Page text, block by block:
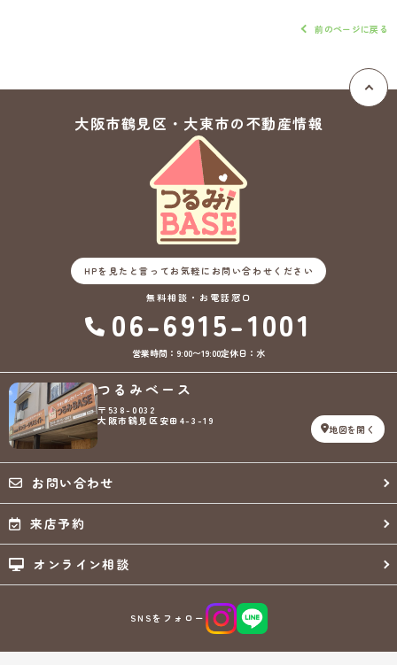
前のページに戻る
大阪市鶴見区・大東市の不動産情報
HPを見たと言ってお気軽にお問い合わせください
無料相談・お電話窓口
06-6915-1001
営業時間：9:00〜19:00定休日：水
つるみベース
〒538-0032
大阪市鶴見区安田4-3-19
地図を開く
お問い合わせ
来店予約
オンライン相談
SNSをフォロー